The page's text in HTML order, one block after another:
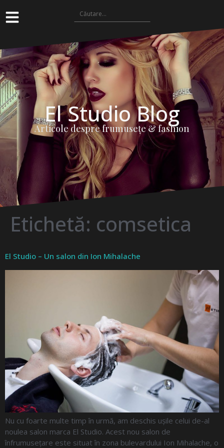
El Studio Blog
Articole despre frumuseţe & fashion
Etichetă: comsetica
El Studio – Un salon din Ion Mihalache
Nu cu foarte multe timp în urmă, am deschis ușile celui de-al
noulea salon marca El Studio. Acest nou salon de
înfrumusețare este situat în zona bulevardului Ion Mihalache, o